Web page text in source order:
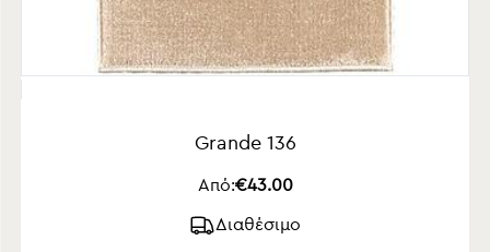
Grande 136
Από:€43.00
Διαθέσιμο